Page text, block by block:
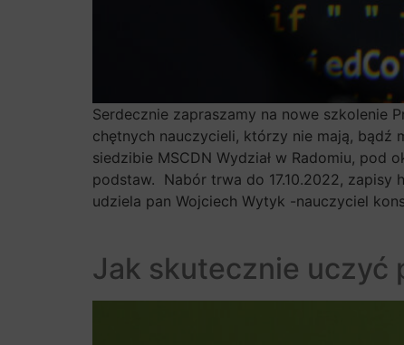
Serdecznie zapraszamy na nowe szkolenie
chętnych nauczycieli, którzy nie mają,
siedzibie MSCDN Wydział w Radomiu,
podstaw. Nabór trwa do 17.10.2022,
udziela pan Wojciech Wytyk -nauczyciel
Jak skutecznie uczyć